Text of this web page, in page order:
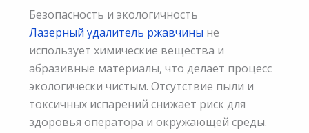
Безопасность и экологичность
Лазерный удалитель ржавчины не
использует химические вещества и
абразивные материалы, что делает процесс
экологически чистым. Отсутствие пыли и
токсичных испарений снижает риск для
здоровья оператора и окружающей среды.